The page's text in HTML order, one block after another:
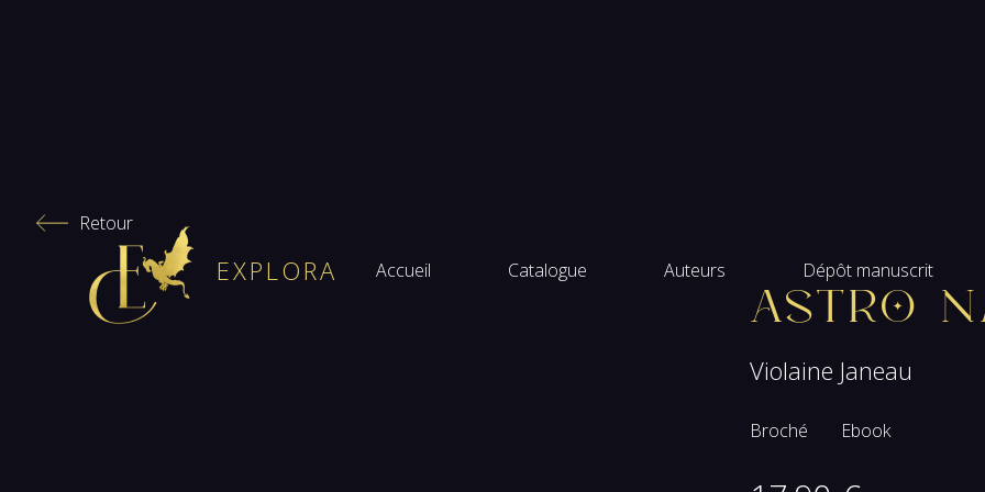
EXPLORA Accueil Catalogue Auteurs Dépôt manuscrit
Catalogue
Retour
Astro
Violaine Janeau
Broché Ebook